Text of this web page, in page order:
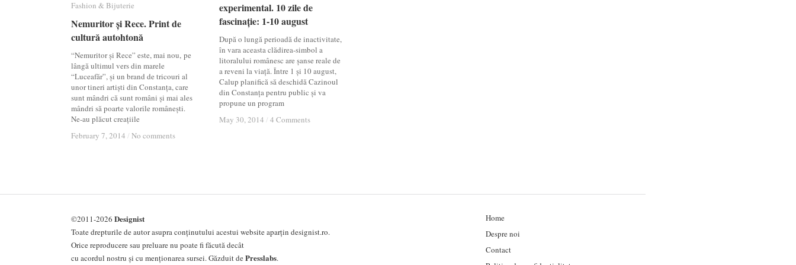
experimental. 10 zile de
fascinație: 1-10 august
După o lungă perioadă de inactivitate,
în vara aceasta clădirea-simbol a
litoralului românesc are șanse reale de
a reveni la viață. Între 1 și 10 august,
Calup planifică să deschidă Cazinoul
din Constanța pentru public și va
propune un program
May 30, 2014 / 4 Comments
experimental. 10 zile de
fascinație: 1-10 august
May 30, 2014 / 4 Comments
Fashion & Bijuterie
Nemuritor și Rece. Print de
cultură autohtonă
“Nemuritor și Rece” este, mai nou, pe
lângă ultimul vers din marele
“Luceafăr”, și un brand de tricouri al
unor tineri artiști din Constanța, care
sunt mândri că sunt români și mai ales
mândri să poarte valorile românești.
Ne-au plăcut creațiile
February 7, 2014 / No comments
Fashion & Bijuterie
Nemuritor și Rece. Print de
cultură autohtonă
February 7, 2014 / No comments
©2011-2026 Designist
Toate drepturile de autor asupra conținutului acestui website aparțin designist.ro.
Orice reproducere sau preluare nu poate fi făcută decât
cu acordul nostru și cu menționarea sursei. Găzduit dePresslabs.
Home
Despre noi
Contact